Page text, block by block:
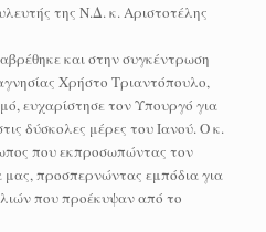
της Ν.Δ. κ. Αριστοτέλης
και στην συγκέντρωση
Χρήστο Τριαντόπουλο,
ευχαρίστησε τον Υπουργό για
δύσκολες μέρες του Ιανού. Ο κ.
που εκπροσωπώντας τον
προσπερνώντας εμπόδια για
που προέκυψαν από το